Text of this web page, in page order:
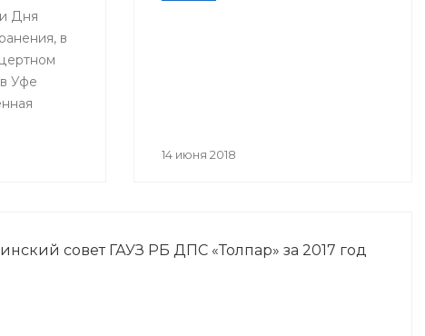
Дня
в
Уфе
14 июня 2018
совет ГАУЗ РБ ДПС «Толпар» за 2017 год